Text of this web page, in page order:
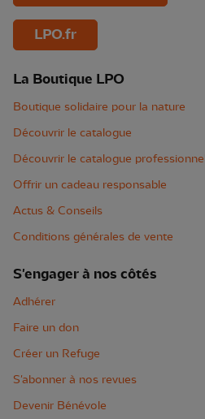
LPO.fr
La Boutique LPO
Boutique solidaire pour la nature
Découvrir le catalogue
Découvrir le catalogue professionnel
Offrir un cadeau responsable
Actus & Conseils
Conditions générales de vente
S'engager à nos côtés
Adhérer
Faire un don
Créer un Refuge
S'abonner à nos revues
Devenir Bénévole